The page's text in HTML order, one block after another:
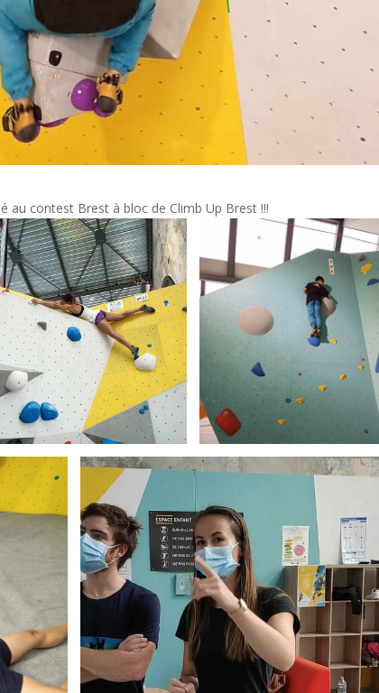
au contest Brest à bloc de Climb Up Brest !!!